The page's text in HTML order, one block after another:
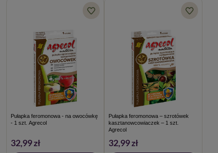
Pułapka feromonowa - na owocówkę
- 1 szt. Agrecol
32,99 zł
Pułapka feromonowa – szrotówek
kasztanowcowiaczek – 1 szt.
Agrecol
32,99 zł